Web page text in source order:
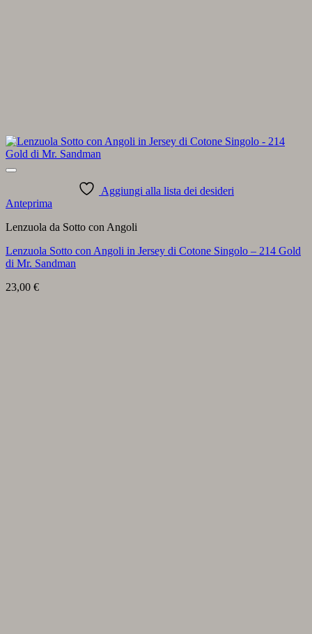
Aggiungi alla lista dei desideri
Anteprima
Lenzuola da Sotto con Angoli
Lenzuola Sotto con Angoli in Jersey di Cotone Singolo – 214 Gold
di Mr. Sandman
23,00 €